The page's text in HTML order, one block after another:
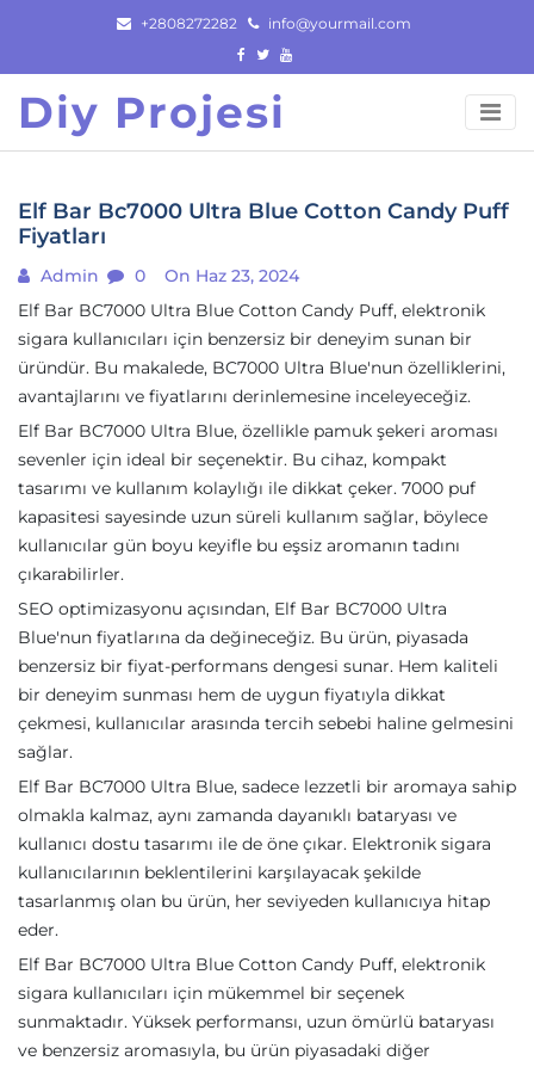
content
+2808272282 info@yourmail.com
Diy Projesi
Elf Bar Bc7000 Ultra Blue Cotton Candy Puff
Fiyatları
Admin 0
On Haz 23, 2024
Elf Bar BC7000 Ultra Blue Cotton Candy Puff, elektronik
sigara kullanıcıları için benzersiz bir deneyim sunan bir
üründür. Bu makalede, BC7000 Ultra Blue'nun özelliklerini,
avantajlarını ve fiyatlarını derinlemesine inceleyeceğiz.
Elf Bar BC7000 Ultra Blue, özellikle pamuk şekeri aroması
sevenler için ideal bir seçenektir. Bu cihaz, kompakt
tasarımı ve kullanım kolaylığı ile dikkat çeker. 7000 puf
kapasitesi sayesinde uzun süreli kullanım sağlar, böylece
kullanıcılar gün boyu keyifle bu eşsiz aromanın tadını
çıkarabilirler.
SEO optimizasyonu açısından, Elf Bar BC7000 Ultra
Blue'nun fiyatlarına da değineceğiz. Bu ürün, piyasada
benzersiz bir fiyat-performans dengesi sunar. Hem kaliteli
bir deneyim sunması hem de uygun fiyatıyla dikkat
çekmesi, kullanıcılar arasında tercih sebebi haline gelmesini
sağlar.
Elf Bar BC7000 Ultra Blue, sadece lezzetli bir aromaya sahip
olmakla kalmaz, aynı zamanda dayanıklı bataryası ve
kullanıcı dostu tasarımı ile de öne çıkar. Elektronik sigara
kullanıcılarının beklentilerini karşılayacak şekilde
tasarlanmış olan bu ürün, her seviyeden kullanıcıya hitap
eder.
Elf Bar BC7000 Ultra Blue Cotton Candy Puff, elektronik
sigara kullanıcıları için mükemmel bir seçenek
sunmaktadır. Yüksek performansı, uzun ömürlü bataryası
ve benzersiz aromasıyla, bu ürün piyasadaki diğer